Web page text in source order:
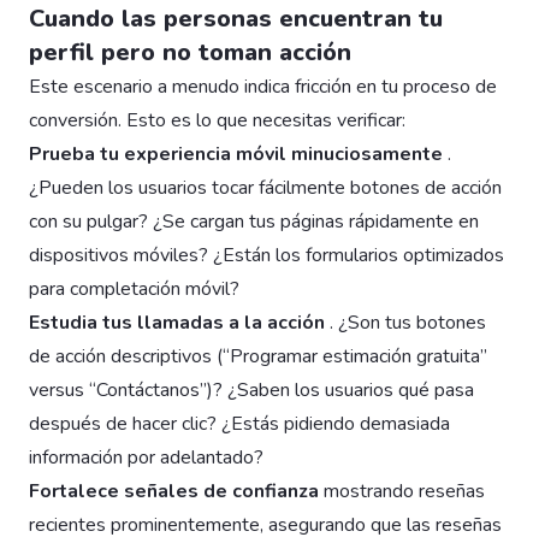
Cuando las personas encuentran tu
perfil pero no toman acción
Este escenario a menudo indica fricción en tu proceso de
conversión. Esto es lo que necesitas verificar:
Prueba tu experiencia móvil minuciosamente .
¿Pueden los usuarios tocar fácilmente botones de acción
con su pulgar? ¿Se cargan tus páginas rápidamente en
dispositivos móviles? ¿Están los formularios optimizados
para completación móvil?
Estudia tus llamadas a la acción . ¿Son tus botones
de acción descriptivos (“Programar estimación gratuita”
versus “Contáctanos”)? ¿Saben los usuarios qué pasa
después de hacer clic? ¿Estás pidiendo demasiada
información por adelantado?
Fortalece señales de confianza mostrando reseñas
recientes prominentemente, asegurando que las reseñas